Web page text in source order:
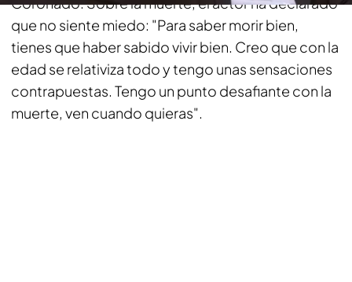
que no siente miedo: "Para saber morir bien,
tienes que haber sabido vivir bien. Creo que con la
edad se relativiza todo y tengo unas sensaciones
contrapuestas. Tengo un punto desafiante con la
muerte, ven cuando quieras".